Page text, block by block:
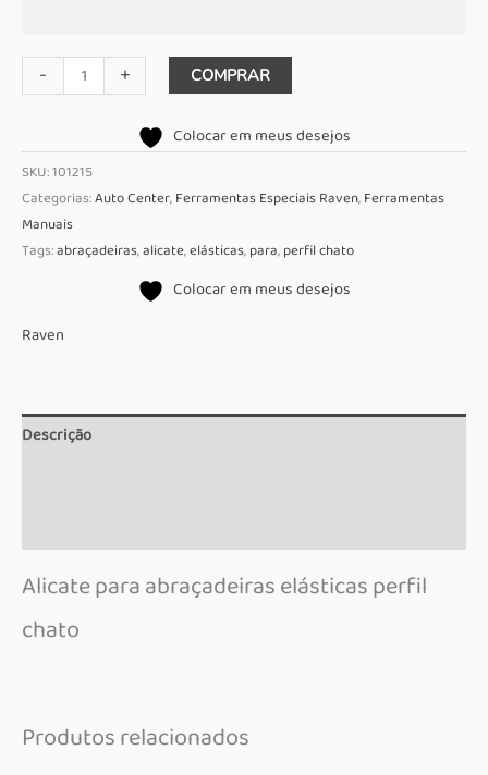
-
Alicate
para
elásticas
perfil
chato
Raven
+ COMPRAR
Colocar em meus desejos
SKU:101215
Categorias:Auto Center,Ferramentas Especiais Raven,Ferramentas
Manuais
Tags:abraçadeiras,alicate,elásticas,para,perfil chato
Colocar em meus desejos
Raven
Descrição
Alicate para abraçadeiras elásticas perfil
chato
Produtos relacionados